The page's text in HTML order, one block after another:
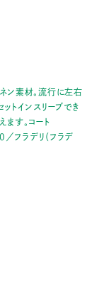
ネン素材。流行に左右
ットインスリーブでき
ます。コート
フラデリ（フラデ